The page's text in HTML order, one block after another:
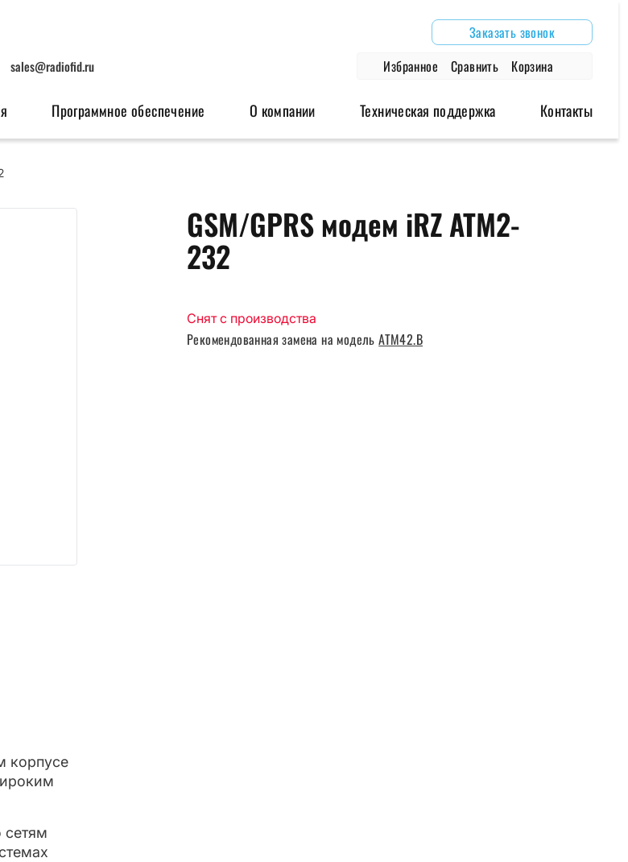
sales@radiofid.ru
Заказать звонок
Избранное
Сравнить Корзина
мониторинга
GSM модули
Радиомодули
Антенны
Блоки питания
Программное обеспечение О компании Техническая поддержка Контакты
GSM/GPRS модем iRZ ATM2-
232
Снят с производства
Рекомендованная замена на модельATM42.B
корпусе
сетям